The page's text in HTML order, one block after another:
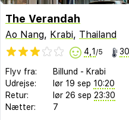
The Verandah
Ao Nang, Krabi, Thailand
4,1 /5
Flyv fra: Billund - Krabi
Udrejse:
lør 19 sep 10:20
Retur:
lør 26 sep 23:30
Nætter:
7